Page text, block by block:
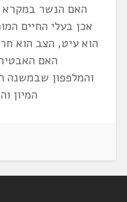
האם הנשר במקרא
אכן בעלי החיים
הוא עיט, הצב הוא
האם
והמלפפון שבמשנה
המיון